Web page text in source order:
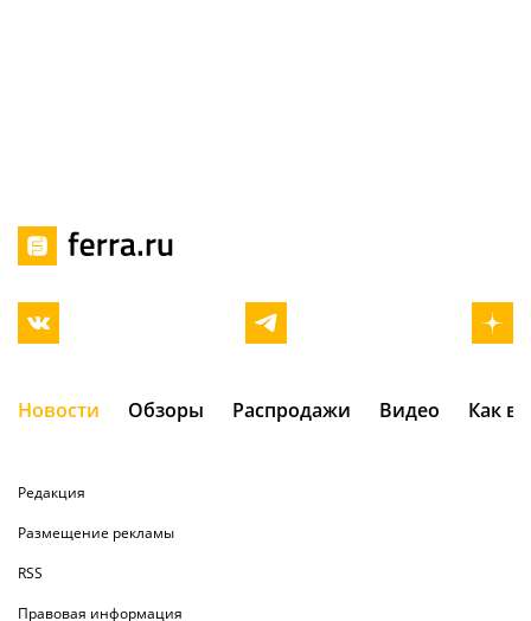
Новости Обзоры Распродажи Видео Как
Редакция
Размещение рекламы
RSS
Правовая информация